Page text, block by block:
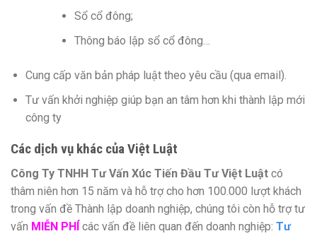
Sổ cổ đông;
Thông báo lập sổ cổ đông…
Cung cấp văn bản pháp luật theo yêu cầu (qua email).
Tư vấn khởi nghiệp giúp bạn an tâm hơn khi thành lập mới
công ty
Các dịch vụ khác của Việt Luật
Công Ty TNHH Tư Vấn Xúc Tiến Đầu Tư Việt Luật có
thâm niên hơn 15 năm và hỗ trợ cho hơn 100.000 lượt khách
trong vấn đề Thành lập doanh nghiệp, chúng tôi còn hỗ trợ tư
vấn MIỄN PHÍ các vấn đề liên quan đến doanh nghiệp: Tư